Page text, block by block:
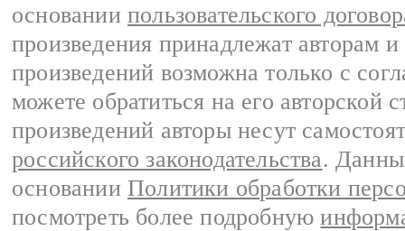
основании пользовательского
произведения принадлежат авторам
произведений возможна только с
можете обратиться на его авторской
произведений авторы несут
российского законодательства.
основании Политики обработки
посмотреть более подробную